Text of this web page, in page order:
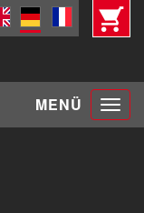
MENÜ Toggle